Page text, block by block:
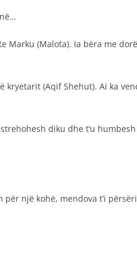
Marku (Malota). Ia bëra me
kryetarit (Aqif Shehut). Ai ka
diku dhe t’u
një kohë, mendova t’i